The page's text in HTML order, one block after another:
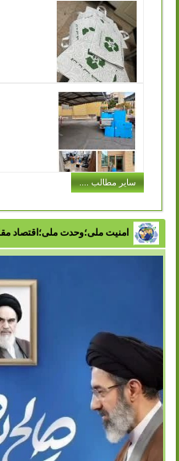
انتشار: چهارشنبه, 15 آذر 1402
سازمان مدیریت پسماند
آوری و زنده گیری سگ های
انعقاد قرارداد با پیمانکار واجد...
سازمان مدیریت پسماند به جهت
انتشار: شنبه, 11 آذر 1402
یکی از مشکلاتی که در حفظ
آن مواجه هستیم این است که
زیادی کیسه پلاستیکی...
در ادارات شهر
با تلاش سازمان مدیریت
تفکیک زباله از مبدا، فرهنگ
زباله در بین اقشار مختلف...
سایر مطالب ....
امنیت ملی؛وحدت ملی؛اقتصاد